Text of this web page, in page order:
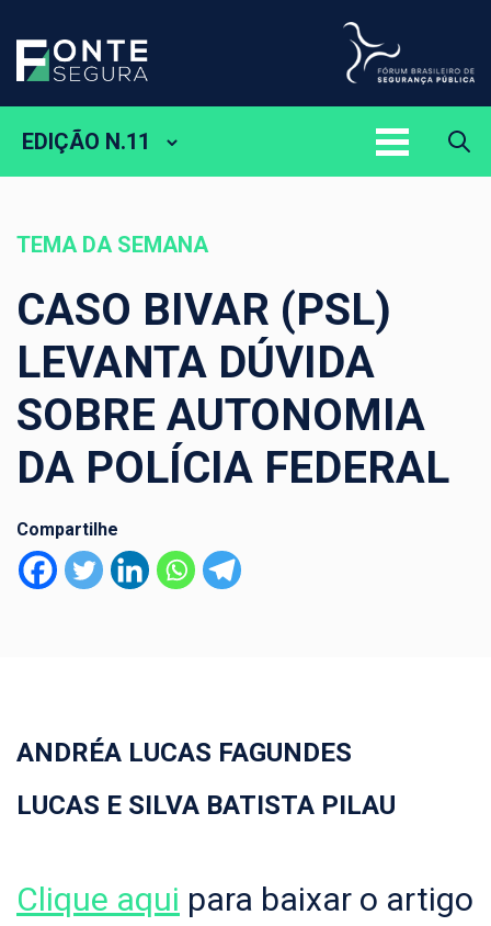
EDIÇÃO N.11
TEMA DA SEMANA
CASO BIVAR (PSL)
LEVANTA DÚVIDA
SOBRE AUTONOMIA
DA POLÍCIA FEDERAL
Compartilhe
ANDRÉA LUCAS FAGUNDES
LUCAS E SILVA BATISTA PILAU
Clique aqui para baixar o artigo